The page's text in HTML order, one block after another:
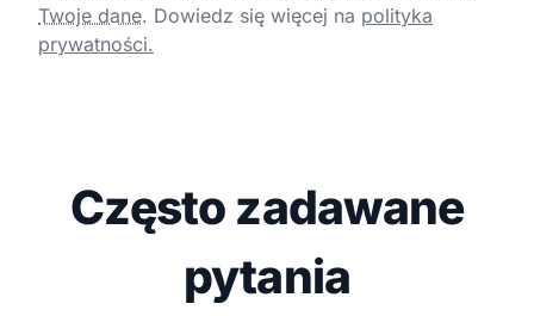
Twoje dane. Dowiedz się więcej na polityka
prywatności.
Często zadawane
pytania